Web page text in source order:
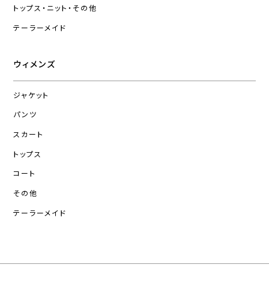
トップス・ニット・その他
テーラーメイド
ウィメンズ
ジャケット
パンツ
スカート
トップス
コート
その他
テーラーメイド